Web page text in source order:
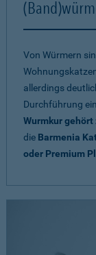
Von Würmern
allerdings
Durchführung
Wurmkur
die Barmenia
oder Premium